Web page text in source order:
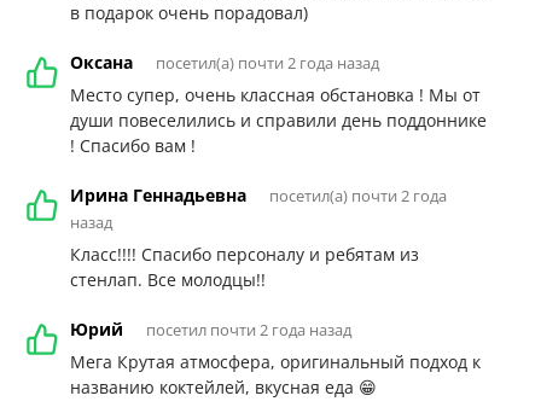
в подарок очень порадовал)
Оксана посетил(а) почти 2 года назад
Место супер, очень классная обстановка ! Мы от
души повеселились и справили день поддоннике
! Спасибо вам !
Ирина Геннадьевна
посетил(а) почти 2 года
назад
Класс!!!! Спасибо персоналу и ребятам из
стенлап. Все молодцы!!
Юрий посетил почти 2 года назад
Мега Крутая атмосфера, оригинальный подход к
названию коктейлей, вкусная еда 😁